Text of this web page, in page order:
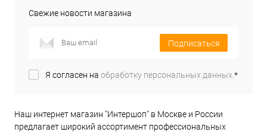
Свежие новости магазина
Подписаться
Я согласен на обработку персональных данных.*
Наш интернет магазин "Интершоп" в Москве и России
предлагает широкий ассортимент профессиональных